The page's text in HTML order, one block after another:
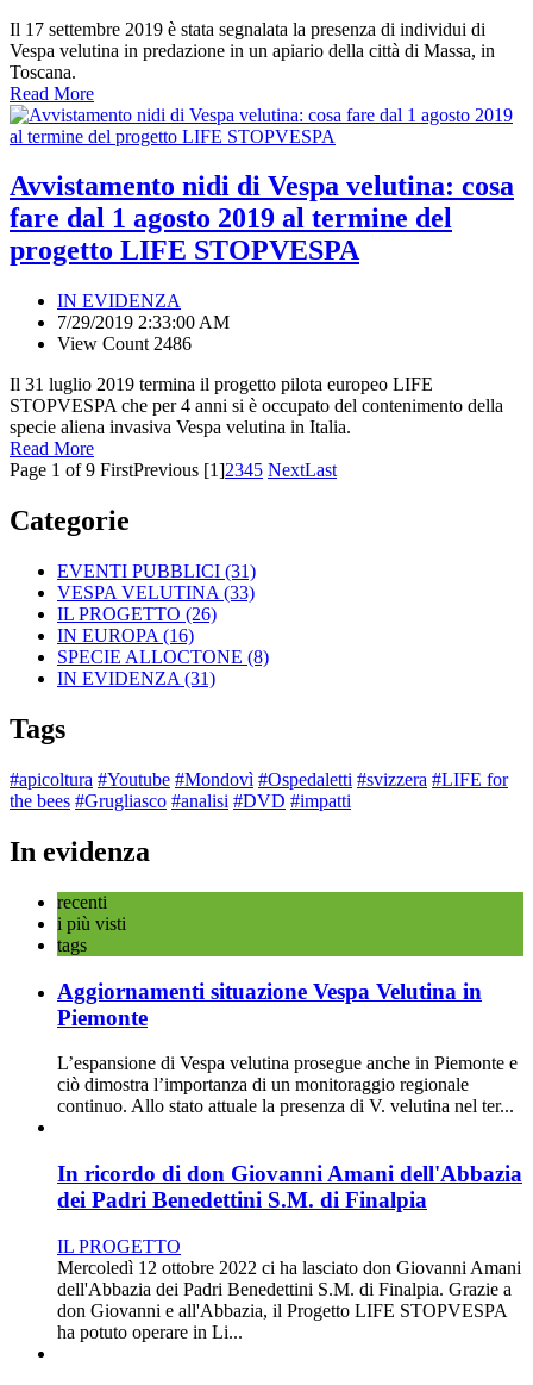
Il 17 settembre 2019 è stata segnalata la presenza di individui di
Vespa velutina in predazione in un apiario della città di Massa, in
Toscana.
Read More
Avvistamento nidi di Vespa velutina: cosa
fare dal 1 agosto 2019 al termine del
progetto LIFE STOPVESPA
IN EVIDENZA
7/29/2019 2:33:00 AM
View Count 2486
Il 31 luglio 2019 termina il progetto pilota europeo LIFE
STOPVESPA che per 4 anni si è occupato del contenimento della
specie aliena invasiva Vespa velutina in Italia.
Read More
Page 1 of 9 FirstPrevious [1]2345 NextLast
Categorie
EVENTI PUBBLICI (31)
VESPA VELUTINA (33)
IL PROGETTO (26)
IN EUROPA (16)
SPECIE ALLOCTONE (8)
IN EVIDENZA (31)
Tags
#apicoltura #Youtube #Mondovì #Ospedaletti #svizzera #LIFE for
the bees #Grugliasco #analisi #DVD #impatti
In evidenza
recenti
i più visti
tags
Aggiornamenti situazione Vespa Velutina in
Piemonte
L’espansione di Vespa velutina prosegue anche in Piemonte e
ciò dimostra l’importanza di un monitoraggio regionale
continuo. Allo stato attuale la presenza di V. velutina nel ter...
In ricordo di don Giovanni Amani dell'Abbazia
dei Padri Benedettini S.M. di Finalpia
IL PROGETTO
Mercoledì 12 ottobre 2022 ci ha lasciato don Giovanni Amani
dell'Abbazia dei Padri Benedettini S.M. di Finalpia. Grazie a
don Giovanni e all'Abbazia, il Progetto LIFE STOPVESPA
ha potuto operare in Li...